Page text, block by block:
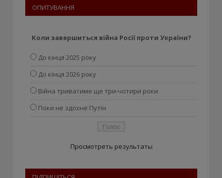
ОПИТУВАННЯ
Коли завершиться війна Росії проти України?
До кінця 2025 року
До кінця 2026 року
Війна триватиме ще три-чотири роки
Поки не здохне Путін
Просмотреть результаты